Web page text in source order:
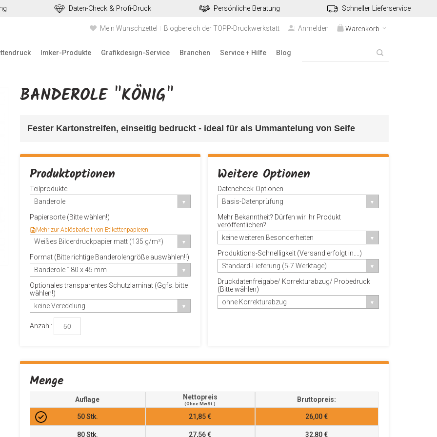
Daten-Check & Profi-Druck Persönliche Beratung Schneller Lieferservice
Warenkorb
Mein Wunschzettel Blogbereich der TOPP-Druckwerkstatt Anmelden
Imker-Produkte Grafikdesign-Service Branchen Service + Hilfe Blog
BANDEROLE "KÖNIG"
Fester Kartonstreifen, einseitig bedruckt - ideal für als Ummantelung von Seife
Produktoptionen
Teilprodukte
Banderole
Papiersorte (Bitte wählen!)
Mehr zur Ablösbarkeit von Etikettenpapieren
Weißes Bilderdruckpapier matt (135 g/m²)
Format (Bitte richtige Banderolengröße auswählen!!)
Banderole 180 x 45 mm
Optionales transparentes Schutzlaminat (Ggfs. bitte
wählen!)
keine Veredelung
Anzahl:
Weitere Optionen
Datencheck-Optionen
Basis-Datenprüfung
Mehr Bekanntheit? Dürfen wir Ihr Produkt
veröffentlichen?
keine weiteren Besonderheiten
Produktions-Schnelligkeit (Versand erfolgt in....)
Standard-Lieferung (5-7 Werktage)
Druckdatenfreigabe/ Korrekturabzug/ Probedruck
(Bitte wählen)
ohne Korrekturabzug
Menge
Auflage Nettopreis
(ohne MwSt.)
Bruttopreis:
50Stk. 21,85 € 26,00 €
80Stk. 27,56 € 32,80 €